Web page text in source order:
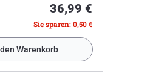
36,99 €
Sie sparen: 0,50 €
Warenkorb